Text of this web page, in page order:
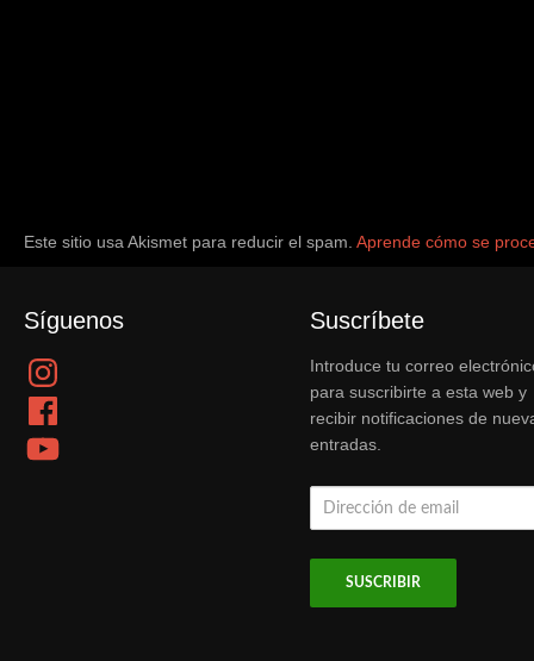
Este sitio usa Akismet para reducir el spam. Aprende cómo se
Síguenos
Instagram
Facebook
YouTube
Suscríbete
Introduce tu correo
para suscribirte a esta web y
recibir notificaciones de
entradas.
Dirección